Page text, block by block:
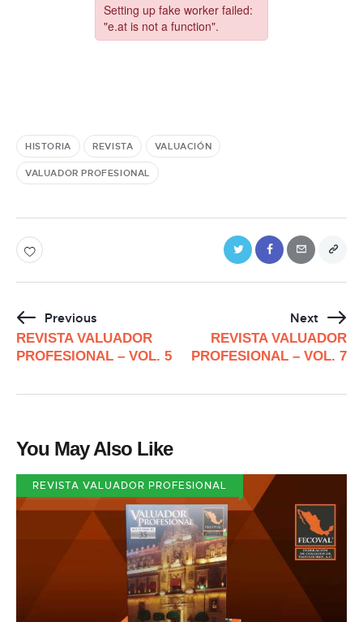
HISTORIA REVISTA VALUACIÓN
VALUADOR PROFESIONAL
Previous
REVISTA VALUADOR
PROFESIONAL – VOL. 5
Next
REVISTA VALUADOR
PROFESIONAL – VOL. 7
You May Also Like
REVISTA VALUADOR PROFESIONAL